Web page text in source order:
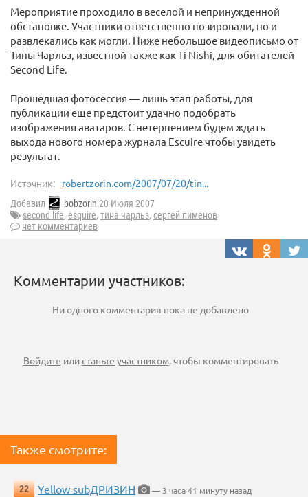
Мероприятие проходило в веселой и непринужденной
обстановке. Участники ответственно позировали, но и
развлекались как могли. Ниже небольшое видеописьмо от
Тины Чарльз, известной также как Ti Nishi, для обитателей
Second Life.
Прошедшая фотосессия — лишь этап работы, для
публикации еще предстоит удачно подобрать
изображения аватаров. С нетерпением будем ждать
выхода нового номера журнала Escuire чтобы увидеть
результат.
Источник: robertzorin.com/2007/07/20/tin...
Добавил bobzorin 20 Июля 2007
second life, esquire, тина чарльз, сергей пименов
нет комментариев
Комментарии участников:
Ни одного комментария пока не добавлено
Войдите илистаньте участником, чтобы комментировать
Также смотрите:
22 Yellow subДРИЗИН
— 3 часа 41 минуту назад